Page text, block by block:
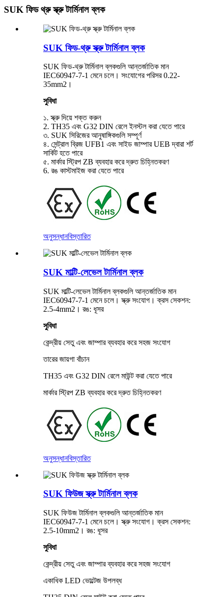
SUK ফিড থ্রু স্ক্রু টার্মিনাল ব্লক
SUK ফিড-থ্রু স্ক্রু টার্মিনাল ব্লক
SUK ফিড-থ্রু টার্মিনাল ব্লকগুলি আন্তর্জাতিক মান
IEC60947-7-1 মেনে চলে। সংযোগের পরিসর 0.22-
35mm2।
সুবিধা
১. স্ক্রু দিয়ে শক্ত করুন
2. TH35 এবং G32 DIN রেলে ইনস্টল করা যেতে পারে
৩. SUK সিরিজের আনুষাঙ্গিকগুলি সম্পূর্ণ
৪. সেন্ট্রাল ব্রিজ UFB1 এবং সাইড জাম্পার UEB দ্বারা শর্ট
সার্কিট হতে পারে
৫. মার্কার স্ট্রিপ ZB ব্যবহার করে দ্রুত চিহ্নিতকরণ
6. রঙ কাস্টমাইজ করা যেতে পারে
অনুসন্ধানবিস্তারিত
SUK মাল্টি-লেভেল টার্মিনাল ব্লক
SUK মাল্টি-লেভেল টার্মিনাল ব্লকগুলি আন্তর্জাতিক মান
IEC60947-7-1 মেনে চলে। স্ক্রু সংযোগ। ক্রস সেকশন:
2.5-4mm2। রঙ: ধূসর
সুবিধা
কেন্দ্রীয় সেতু এবং জাম্পার ব্যবহার করে সহজ সংযোগ
তারের জায়গা বাঁচান
TH35 এবং G32 DIN রেলে মাউন্ট করা যেতে পারে
মার্কার স্ট্রিপ ZB ব্যবহার করে দ্রুত চিহ্নিতকরণ
অনুসন্ধানবিস্তারিত
SUK ফিউজ স্ক্রু টার্মিনাল ব্লক
SUK ফিউজ টার্মিনাল ব্লকগুলি আন্তর্জাতিক মান
IEC60947-7-1 মেনে চলে। স্ক্রু সংযোগ। ক্রস সেকশন:
2.5-10mm2। রঙ: ধূসর
সুবিধা
কেন্দ্রীয় সেতু এবং জাম্পার ব্যবহার করে সহজ সংযোগ
একাধিক LED ভোল্টেজ উপলব্ধ